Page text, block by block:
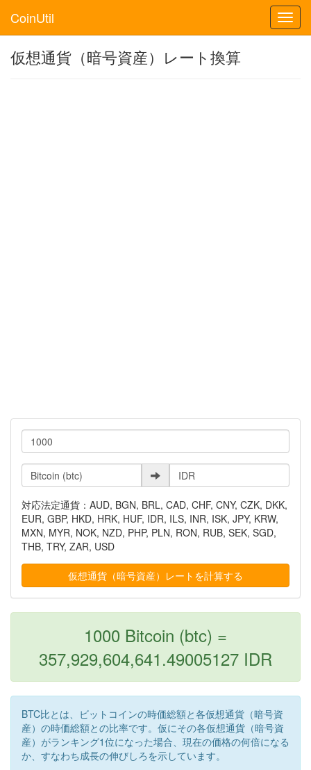
CoinUtil
仮想通貨（暗号資産）レート換算
対応法定通貨：AUD, BGN, BRL, CAD, CHF, CNY, CZK, DKK,
EUR, GBP, HKD, HRK, HUF, IDR, ILS, INR, ISK, JPY, KRW,
MXN, MYR, NOK, NZD, PHP, PLN, RON, RUB, SEK, SGD,
THB, TRY, ZAR, USD
1000 Bitcoin (btc) =
357,929,604,641.49005127 IDR
BTC比とは、ビットコインの時価総額と各仮想通貨（暗号資
産）の時価総額との比率です。仮にその各仮想通貨（暗号資
産）がランキング1位になった場合、現在の価格の何倍になる
か、すなわち成長の伸びしろを示しています。